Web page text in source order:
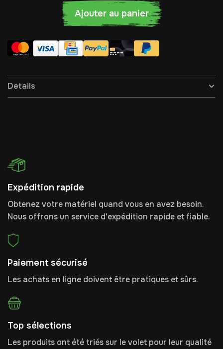
Ajouter au panier
Details
Expédition rapide
Obtenez votre matériel quand vous en avez besoin.
Nous offrons un service d'expédition rapide et fiable.
Paiement sécurisé
Les achats en ligne doivent être pratiques et sûrs.
Top sélections
Les produits ont été triés sur le volet pour leur qualité